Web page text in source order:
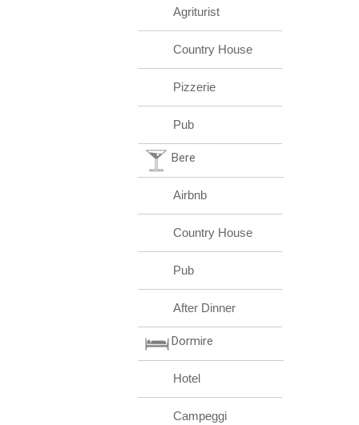
Agriturist
Country House
Pizzerie
Pub
Bere
Airbnb
Country House
Pub
After Dinner
Dormire
Hotel
Campeggi